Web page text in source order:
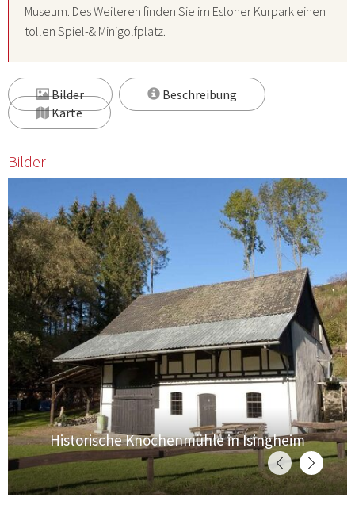
Museum. Des Weiteren finden Sie im Esloher Kurpark einen
tollen Spiel-& Minigolfplatz.
Bilder
Beschreibung
Karte
Bilder
Historische Knochenmühle in Isingheim